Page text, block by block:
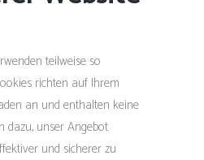
teilweise so
richten auf Ihrem
an und enthalten keine
dazu, unser Angebot
und sicherer zu